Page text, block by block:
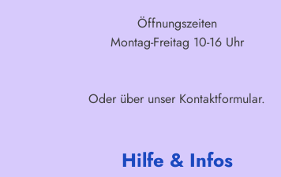
Öffnungszeiten
Montag-Freitag 10-16 Uhr
Oder über unser Kontaktformular.
Hilfe & Infos